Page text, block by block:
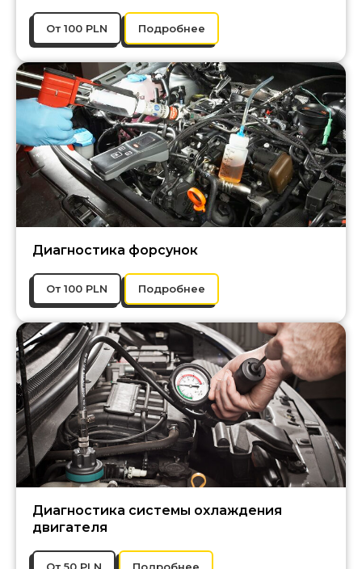
От 100 PLN Подробнее
Диагностика форсунок
От 100 PLN Подробнее
Диагностика системы охлаждения
двигателя